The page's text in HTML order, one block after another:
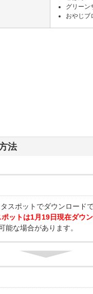
グリーン
おやじブ
法
スポットでダウンロードで
ットは1月19日現在ダウン
な場合があります。